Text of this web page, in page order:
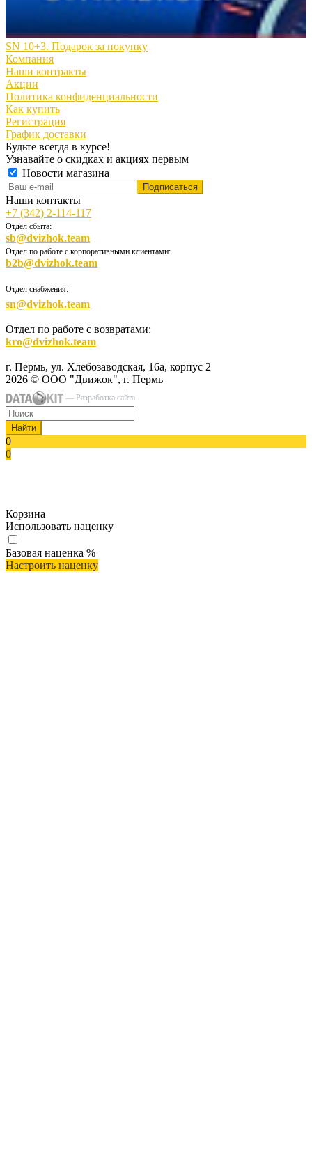
SN 10+3. Подарок за покупку
Компания
Наши контракты
Акции
Политика конфиденциальности
Как купить
Регистрация
График доставки
Будьте всегда в курсе!
Узнавайте о скидках и акциях первым
Новости магазина
Наши контакты
+7 (342) 2-114-117
Отдел сбыта:
sb@dvizhok.team
Отдел по работе с корпоративными клиентами:
b2b@dvizhok.team
Отдел снабжения:
sn@dvizhok.team
Отдел по работе с возвратами:
kro@dvizhok.team
г. Пермь, ул. Хлебозаводская, 16а, корпус 2
2026 © ООО "Движок", г. Пермь
— Разработка сайта
Найти
0
0
Корзина
Использовать наценку
Базовая наценка %
Настроить наценку